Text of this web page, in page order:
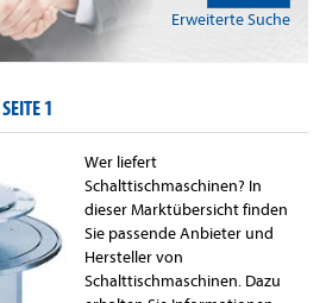
Erweiterte Suche
SEITE 1
Wer liefert
Schalttischmaschinen? In
dieser Marktübersicht finden
Sie passende Anbieter und
Hersteller von
Schalttischmaschinen. Dazu